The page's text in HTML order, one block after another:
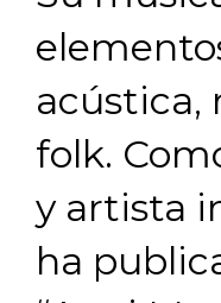
acústica,
folk.
y artista
ha